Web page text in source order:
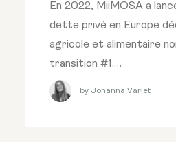
En 2022, MiiMOSA a
dette privé en Europe
agricole et alimentaire
transition #1.…
by Johanna Varlet